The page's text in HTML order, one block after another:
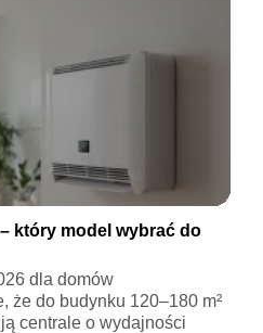
który model wybrać do
dla domów
że do budynku 120–180 m²
centrale o wydajności